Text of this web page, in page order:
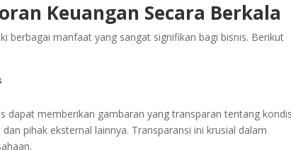
Keuangan Secara Berkala
berbagai manfaat yang sangat signifikan bagi bisnis. Berikut
dapat memberikan gambaran yang transparan tentang
pihak eksternal lainnya. Transparansi ini krusial dalam